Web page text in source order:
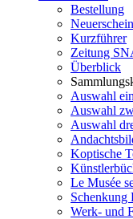
Bestellung
Kurzführer
Zeitung
Überblick
Auswahl
Auswahl
Auswahl
Koptische
Le Musée
Schenkung
Werk- und